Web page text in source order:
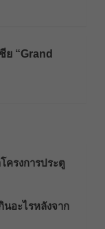
ย “Grand
รงการประตู
นอะไรหลังจาก